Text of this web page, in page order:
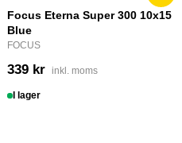
Focus Eterna Super 300 10x15
Blue
FOCUS
339 kr inkl. moms
I lager